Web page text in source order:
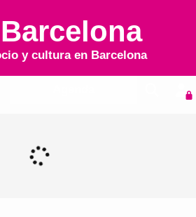
y cultura en Barcelona